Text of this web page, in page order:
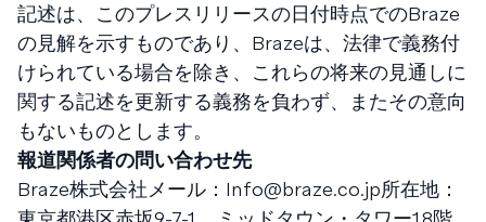
記述は、このプレスリリースの日付時点でのBraze
の見解を示すものであり、Brazeは、法律で義務付
けられている場合を除き、これらの将来の見通しに
関する記述を更新する義務を負わず、またその意向
もないものとします。
報道関係者の問い合わせ先
Braze株式会社メール： Info@braze.co.jp所在地：